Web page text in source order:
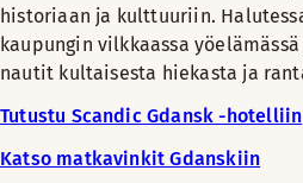
historiaan ja kulttuuriin.
kaupungin vilkkaassa
nautit kultaisesta hiekasta ja
Tutustu Scandic Gdansk -hotelliin
Katso matkavinkit Gdanskiin